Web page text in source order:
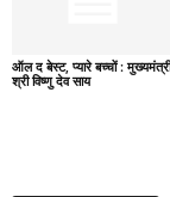
ऑल द बेस्ट, प्यारे बच्चों : मुख्यमंत्री
श्री विष्णु देव साय